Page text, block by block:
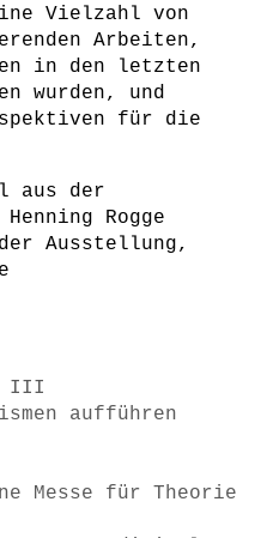
Vielzahl von
Arbeiten,
in den letzten
wurden, und
für die
aus der
Rogge
Ausstellung,
III
aufführen
Messe für Theorie